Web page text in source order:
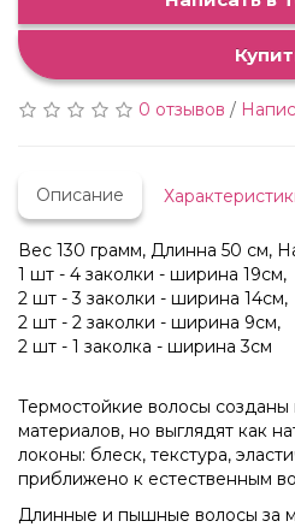
0 отзывов /
Описание
Вес 130 грамм, Длинна 50 см,
1 шт - 4 заколки - ширина 19см,
2 шт - 3 заколки - ширина 14см,
2 шт - 2 заколки - ширина 9см,
2 шт - 1 заколка - ширина 3см
Термостойкие волосы созданы
материалов, но выглядят как
локоны: блеск, текстура,
приближено к естественным
Длинные и пышные волосы за